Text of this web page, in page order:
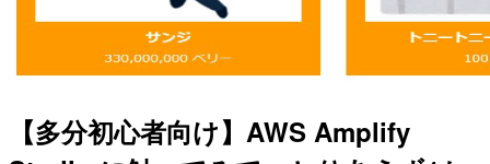
【多分初心者向け】AWS Amplify